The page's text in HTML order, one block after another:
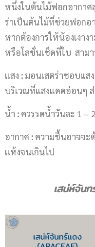
หนึ่งในต้นไม้ฟอกอากาศ
ร่าเป็นต้นไม้ที่ช่วยฟอกอ
หากต้องการให้น้องเงา
หรือโลชั่นเช็ดที่ใบ สาม
แสง : มอนเสตร่าชอบแส
บริเวณที่แสงแดดอ่อนๆ
น้ำ : ควรรดน้ำวันละ 1 –
อากาศ : ความชื้นอาจจะ
แห้งจนเกินไป
เสน่ห์จัน